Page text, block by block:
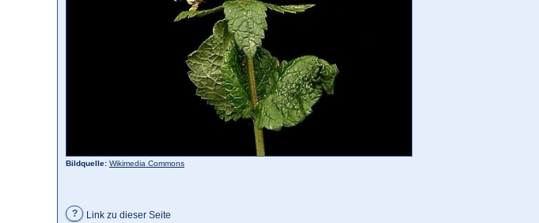
Bildquelle: Wikimedia Commons
? Link zu dieser Seite